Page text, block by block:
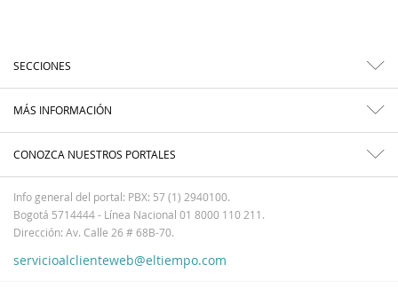
SECCIONES
MÁS INFORMACIÓN
CONOZCA NUESTROS PORTALES
Info general del portal: PBX: 57 (1) 2940100.
Bogotá 5714444 - Línea Nacional 01 8000 110 211.
Dirección: Av. Calle 26 # 68B-70.
servicioalclienteweb@eltiempo.com